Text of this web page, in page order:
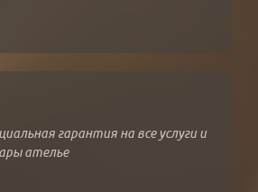
гарантия на все услуги и
ателье